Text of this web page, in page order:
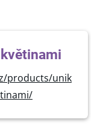
products/unik